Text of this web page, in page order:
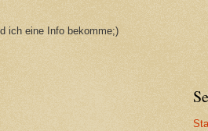
ich eine Info bekomme;)